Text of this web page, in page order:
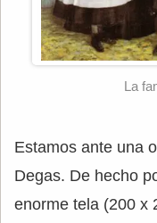
La
Estamos ante una
Degas. De hecho
enorme tela (200 x